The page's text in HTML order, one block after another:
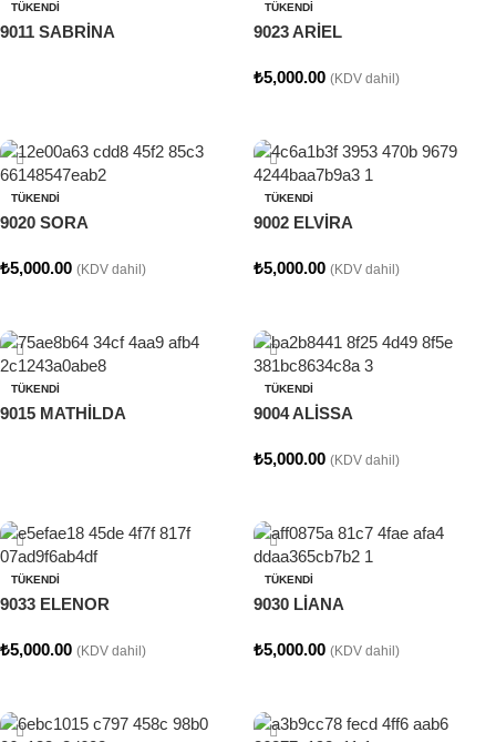
TÜKENDI
9011 SABRİNA
TÜKENDI
9023 ARİEL
₺5,000.00 (KDV dahil)
TÜKENDI
9020 SORA
₺5,000.00 (KDV dahil)
TÜKENDI
9002 ELVİRA
₺5,000.00 (KDV dahil)
TÜKENDI
9015 MATHİLDA
TÜKENDI
9004 ALİSSA
₺5,000.00 (KDV dahil)
TÜKENDI
9033 ELENOR
₺5,000.00 (KDV dahil)
TÜKENDI
9030 LİANA
₺5,000.00 (KDV dahil)